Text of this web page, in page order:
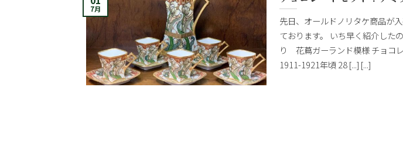
先日、オールドノリタケ商品が
ております。 いち早く紹介した
り 花蔦ガーランド模様 チョコ
1911-1921年頃 28 [...] [...]
7月